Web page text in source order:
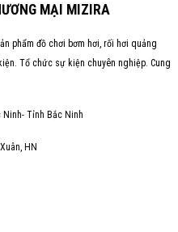
MẠI MIZIRA
phẩm đồ chơi bơm hơi, rối hơi quảng
Tổ chức sự kiện chuyên nghiệp. Cung
Tỉnh Bắc Ninh
HN